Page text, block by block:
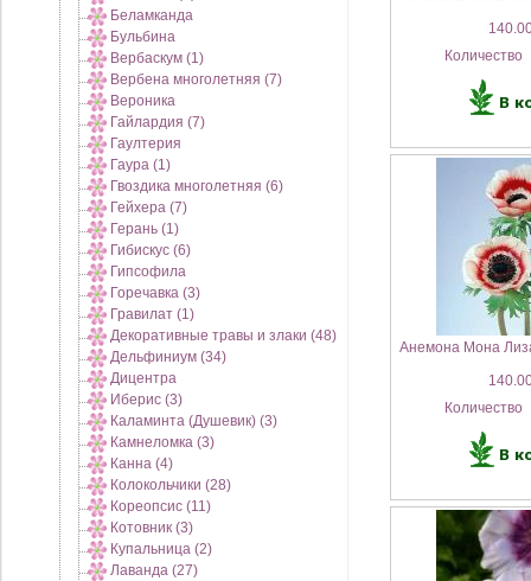
Беламканда
Бульбина
Вербаскум (1)
Вербена многолетняя (7)
Вероника
Гайлардия (7)
Гаултерия
Гаура (1)
Гвоздика многолетняя (6)
Гейхера (7)
Герань (1)
Гибискус (6)
Гипсофила
Горечавка (3)
Гравилат (1)
Декоративные травы и злаки (48)
Дельфиниум (34)
Дицентра
Иберис (3)
Каламинта (Душевик) (3)
Камнеломка (3)
Канна (4)
Колокольчики (28)
Кореопсис (11)
Котовник (3)
Купальница (2)
Лаванда (27)
Количество
Анемона Мона
Количество